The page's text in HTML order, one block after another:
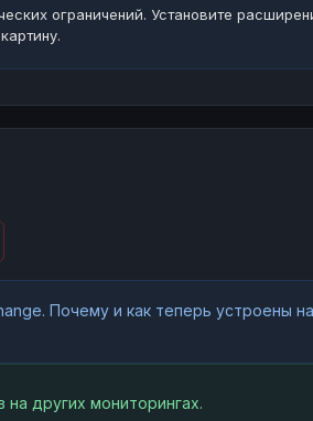
ограничений. Установите
Почему и как теперь устроены
других мониторингах.